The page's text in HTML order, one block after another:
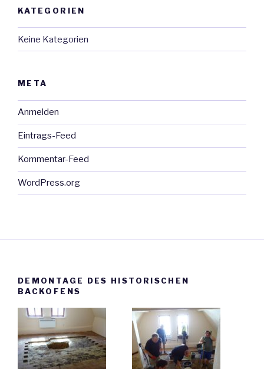
KATEGORIEN
Keine Kategorien
META
Anmelden
Eintrags-Feed
Kommentar-Feed
WordPress.org
DEMONTAGE DES HISTORISCHEN
BACKOFENS